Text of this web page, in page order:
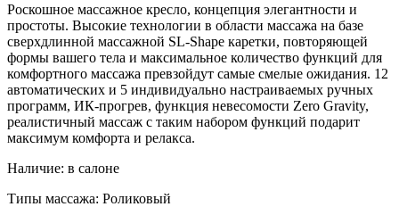
Роскошное массажное кресло, концепция элегантности и
простоты. Высокие технологии в области массажа на базе
сверхдлинной массажной SL-Shape каретки, повторяющей
формы вашего тела и максимальное количество функций для
комфортного массажа превзойдут самые смелые ожидания. 12
автоматических и 5 индивидуально настраиваемых ручных
программ, ИК-прогрев, функция невесомости Zero Gravity,
реалистичный массаж с таким набором функций подарит
максимум комфорта и релакса.
Наличие: в салоне
Типы массажа: Роликовый